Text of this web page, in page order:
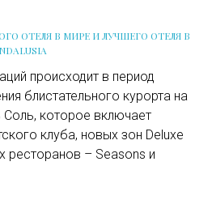
ОТЕЛЯ В МИРЕ И ЛУЧШЕГО ОТЕЛЯ В
происходит в период
блистательного курорта на
которое включает
клуба, новых зон Deluxe
ресторанов – Seasons и